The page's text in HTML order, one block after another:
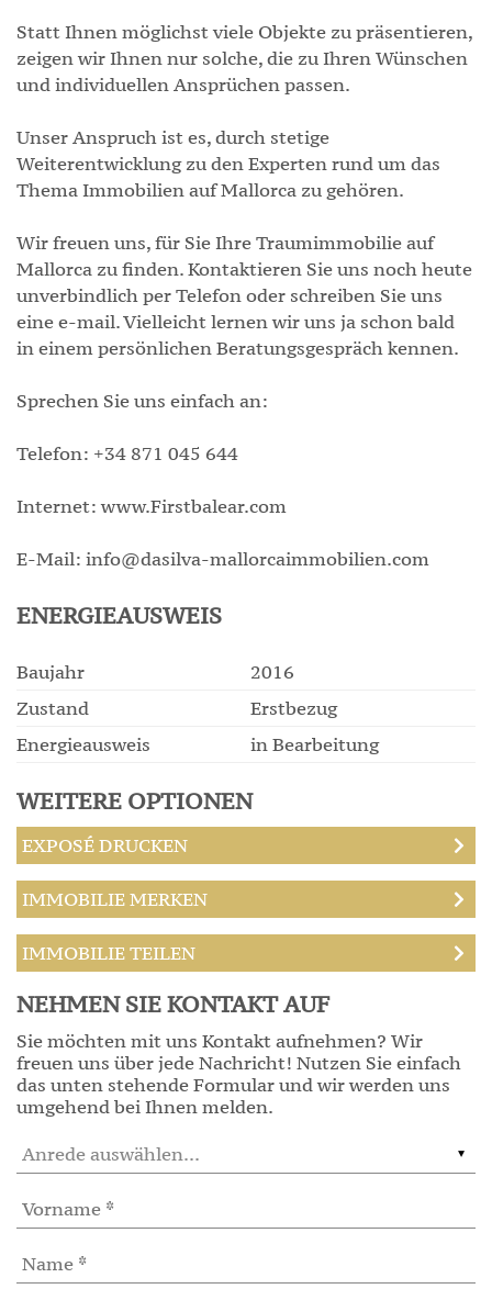
Statt Ihnen möglichst viele Objekte zu präsentieren,
zeigen wir Ihnen nur solche, die zu Ihren Wünschen
und individuellen Ansprüchen passen.
Unser Anspruch ist es, durch stetige
Weiterentwicklung zu den Experten rund um das
Thema Immobilien auf Mallorca zu gehören.
Wir freuen uns, für Sie Ihre Traumimmobilie auf
Mallorca zu finden. Kontaktieren Sie uns noch heute
unverbindlich per Telefon oder schreiben Sie uns
eine e-mail. Vielleicht lernen wir uns ja schon bald
in einem persönlichen Beratungsgespräch kennen.
Sprechen Sie uns einfach an:
Telefon: +34 871 045 644
Internet: www.Firstbalear.com
E-Mail: info@dasilva-mallorcaimmobilien.com
ENERGIEAUSWEIS
Baujahr
2016
Zustand
Erstbezug
Energieausweis
in Bearbeitung
WEITERE OPTIONEN
EXPOSÉ DRUCKEN
IMMOBILIE MERKEN
IMMOBILIE TEILEN
NEHMEN SIE KONTAKT AUF
Sie möchten mit uns Kontakt aufnehmen? Wir
freuen uns über jede Nachricht! Nutzen Sie einfach
das unten stehende Formular und wir werden uns
umgehend bei Ihnen melden.